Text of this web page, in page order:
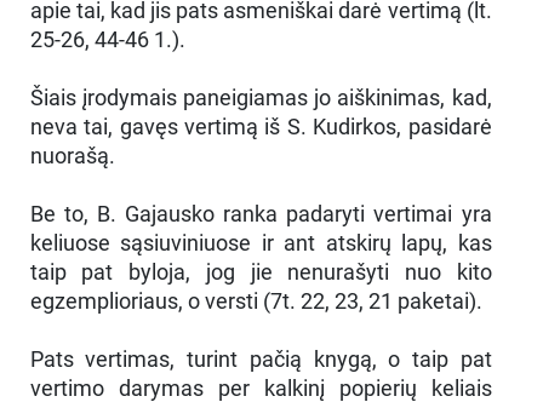
apie tai, kad jis pats asmeniškai darė vertimą (lt.
25-26, 44-46 1.).
Šiais įrodymais paneigiamas jo aiškinimas, kad,
neva tai, gavęs vertimą iš S. Kudirkos, pasidarė
nuorašą.
Be to, B. Gajausko ranka padaryti vertimai yra
keliuose sąsiuviniuose ir ant atskirų lapų, kas
taip pat byloja, jog jie nenurašyti nuo kito
egzemplioriaus, o versti (7t. 22, 23, 21 paketai).
Pats vertimas, turint pačią knygą, o taip pat
vertimo darymas per kalkinį popierių keliais